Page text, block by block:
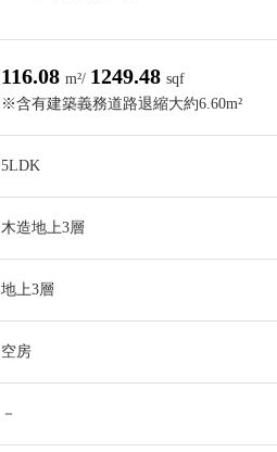
116.08 m²/ 1249.48 sqf
※含有建築義務道路退縮大約6.60m²
5LDK
木造地上3層
地上3層
空房
－